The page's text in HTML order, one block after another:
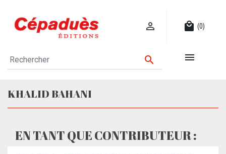
 local_mall (0)
 
KHALID BAHANI
EN TANT QUE CONTRIBUTEUR :